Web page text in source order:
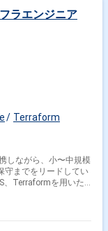
ラエンジニア
Terraform
しながら、小〜中規模
守までをリードしてい
、Terraformを用いた
ドレビューなど、イ